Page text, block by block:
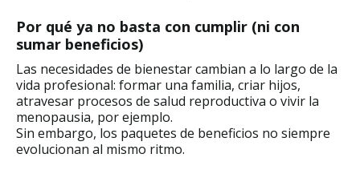
Por qué ya no basta con cumplir (ni con
sumar beneficios)
Las necesidades de bienestar cambian a lo largo de la
vida profesional: formar una familia, criar hijos,
atravesar procesos de salud reproductiva o vivir la
menopausia, por ejemplo.
Sin embargo, los paquetes de beneficios no siempre
evolucionan al mismo ritmo.